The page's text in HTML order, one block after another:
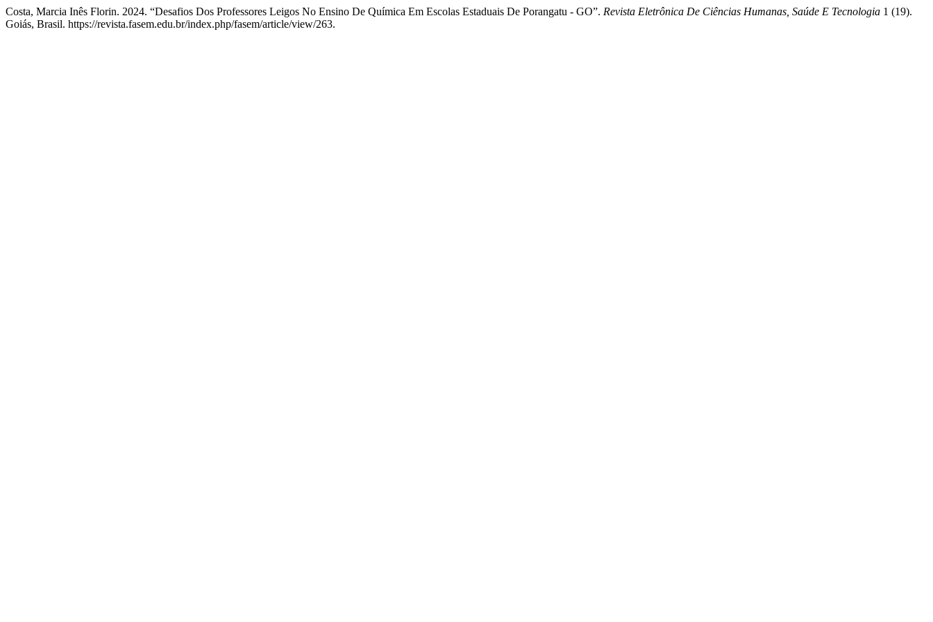
Costa, Marcia Inês Florin. 2024. “Desafios Dos Professores Leigos No Ensino De Química Em Escolas Estaduais De Porangatu - GO”. Revista Eletrônica De Ciências Humanas, Saúde E Tecnologia 1 (19).
Goiás, Brasil. https://revista.fasem.edu.br/index.php/fasem/article/view/263.